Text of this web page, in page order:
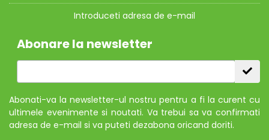
Introduceti adresa de e-mail
Abonare la newsletter
Abonati-va la newsletter-ul nostru pentru a fi la curent cu
ultimele evenimente si noutati. Va trebui sa va confirmati
adresa de e-mail si va puteti dezabona oricand doriti.